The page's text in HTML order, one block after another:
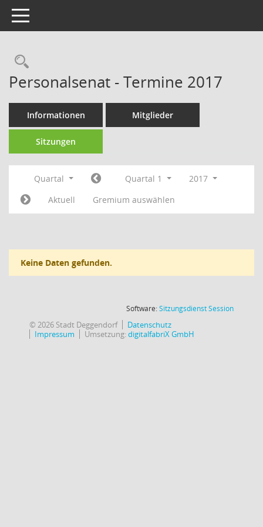
Toggle navigation
Rechercheauswahl
Personalsenat - Termine 2017
Informationen Mitglieder
Sitzungen
Quartal Quartal 1
2017
Aktuell
Gremium auswählen
Keine Daten gefunden.
Software:SitzungsdienstSession(Wird in
© 2026 Stadt Deggendorf
Datenschutz
Impressum
Umsetzung:digitalfabriX GmbH